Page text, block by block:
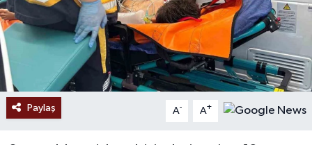
Paylaş A- A+